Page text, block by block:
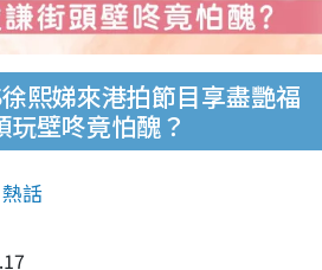
熙娣來港拍節目享盡艷福
壁咚竟怕醜？
熱話